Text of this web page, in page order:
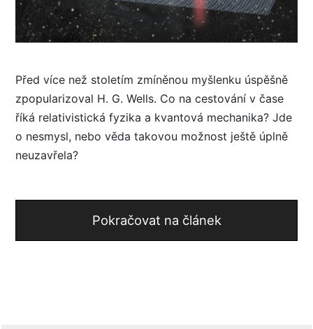
Před více než stoletím zmíněnou myšlenku úspěšně
zpopularizoval H. G. Wells. Co na cestování v čase
říká relativistická fyzika a kvantová mechanika? Jde
o nesmysl, nebo věda takovou možnost ještě úplně
neuzavřela?
Pokračovat na článek